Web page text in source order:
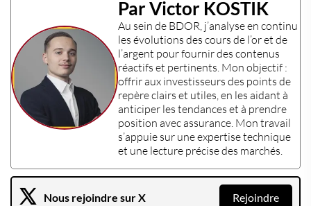
Par Victor KOSTIK
Au sein de BDOR , j’analyse en continu
les évolutions des cours de l’oret de
l’argent pour fournir des contenus
réactifs et pertinents. Mon objectif :
offrir aux investisseurs des points de
repère clairs et utiles, en les aidant à
anticiper les tendances et à prendre
position avec assurance. Mon travail
s’appuie sur uneexpertise technique
et une lecture précise des marchés.
Nous rejoindre sur X Rejoindre